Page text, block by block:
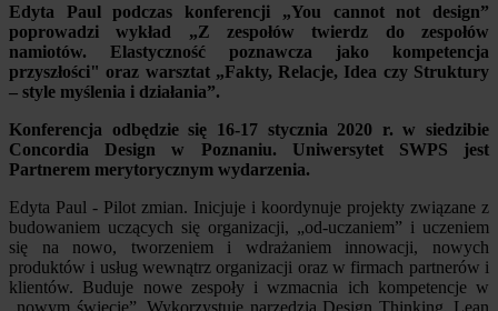
Edyta Paul podczas konferencji „You cannot not design”
poprowadzi wykład „Z zespołów twierdz do zespołów
namiotów. Elastyczność poznawcza jako kompetencja
przyszłości" oraz warsztat „Fakty, Relacje, Idea czy Struktury
– style myślenia i działania”.
Konferencja odbędzie się 16-17 stycznia 2020 r. w siedzibie
Concordia Design w Poznaniu. Uniwersytet SWPS jest
Partnerem merytorycznym wydarzenia.
Edyta Paul - Pilot zmian. Inicjuje i koordynuje projekty związane z
budowaniem uczących się organizacji, „od-uczaniem” i uczeniem
się na nowo, tworzeniem i wdrażaniem innowacji, nowych
produktów i usług wewnątrz organizacji oraz w firmach partnerów i
klientów. Buduje nowe zespoły i wzmacnia ich kompetencje w
„nowym świecie”. Wykorzystuje narzędzia Design Thinking, Lean